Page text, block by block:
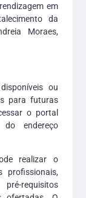
em
da
Moraes,
ou
para futuras
o portal
endereço
realizar o
profissionais,
requisitos